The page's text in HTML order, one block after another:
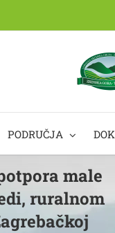
PODRUČJA
male
ruralnom